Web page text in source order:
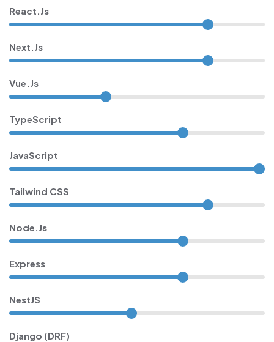
React.js
Next.js
Vue.js
TypeScript
JavaScript
Tailwind CSS
Node.js
Express
NestJS
Django (DRF)